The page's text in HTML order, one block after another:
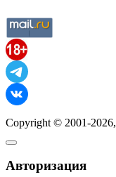
Copyright © 2001-2026,
Авторизация